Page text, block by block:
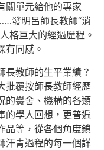
關單元給他的專家
發明呂師長教師“消
格巨大的經過歷程。
有同感。
長教師的生平業績？
批覆按師長教師經歷
的黌舍、機構的各類
的學人回想，更普遍
品等，從各個角度鎖
汗青過程的每一個詳